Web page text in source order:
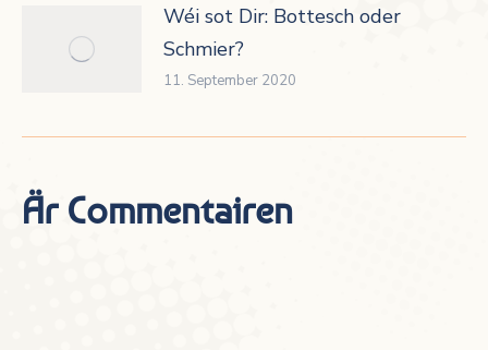
Wéi sot Dir: Bottesch oder
Schmier?
11. September 2020
Är Commentairen